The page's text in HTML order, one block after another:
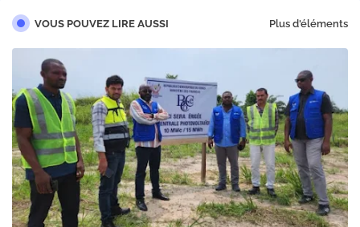
VOUS POUVEZ LIRE AUSSI Plus d'éléments